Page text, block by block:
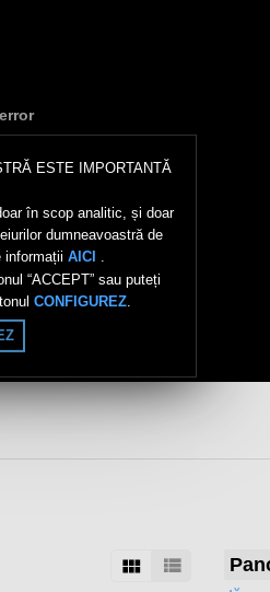
ESTE IMPORTANTĂ
în scop analitic, și doar
dumneavoastră de
informații AICI .
“ACCEPT” sau puteți
CONFIGUREZ